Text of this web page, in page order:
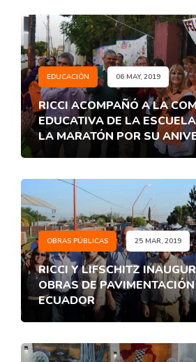
EDUCACIÓN 06 MAY, 2019
RICCI ACOMPAÑÓ A LA
EDUCATIVA DE LA
LA MARATÓN POR SU
OBRAS PÚBLICAS 25 MAR, 2019
RICCI Y LIFSCHITZ
OBRAS DE
ECUADOR